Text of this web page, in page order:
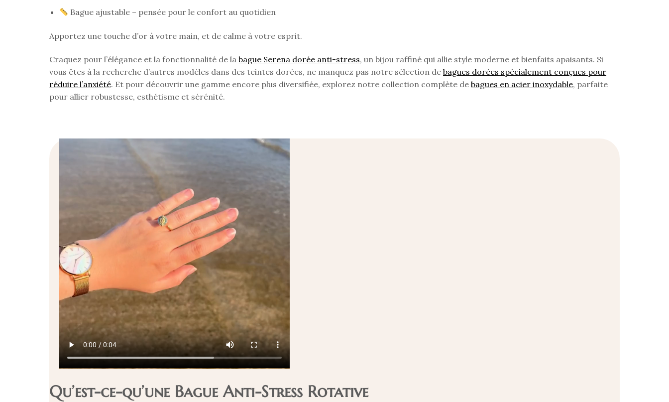
Bague ajustable – pensée pour le confort au quotidien
Apportez une touche d’or à votre main, et de calme à votre esprit.
Craquez pour l’élégance et la fonctionnalité de labague Serena dorée anti-stress, un bijou raffiné qui allie style moderne et bienfaits apaisants. Si
vous êtes à la recherche d’autres modèles dans des teintes dorées, ne manquez pas notre sélection debagues dorées spécialement conçues pour
réduire l’anxiété. Et pour découvrir une gamme encore plus diversifiée, explorez notre collection complète debagues en acier inoxydable, parfaite
pour allier robustesse, esthétisme et sérénité.
Qu’est-ce-qu’une Bague Anti-Stress Rotative